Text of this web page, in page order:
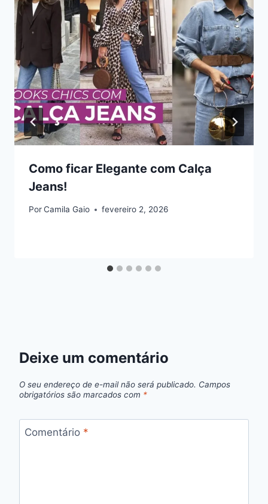
Como ficar Elegante com Calça
Jeans!
PorCamila Gaio fevereiro 2, 2026
Deixe um comentário
O seu endereço de e-mail não será publicado. Campos
obrigatórios são marcados com *
Comentário *